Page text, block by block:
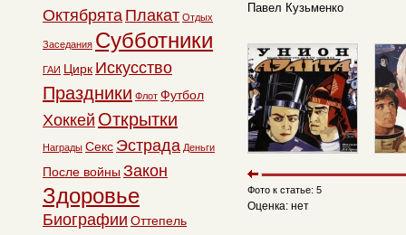
Павел Кузьменко
Фото к статье: 5
Оценка: нет
Октябрята Плакат Отдых
Заседания Субботники
ГАИ Цирк Искусство
Праздники Флот Футбол
Хоккей Открытки
Награды Секс Эстрада Деньги
После войны Закон
Здоровье
Биографии Оттепель